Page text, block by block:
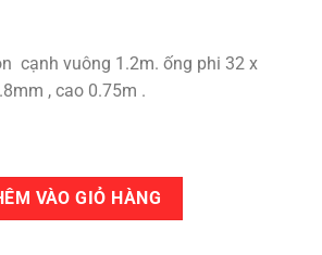
cạnh vuông 1.2m. ống phi 32 x
, cao 0.75m .
VÀO GIỎ HÀNG